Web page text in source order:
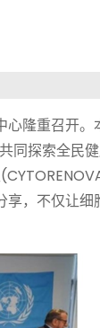
隆重召开
同探索全民
，不仅让